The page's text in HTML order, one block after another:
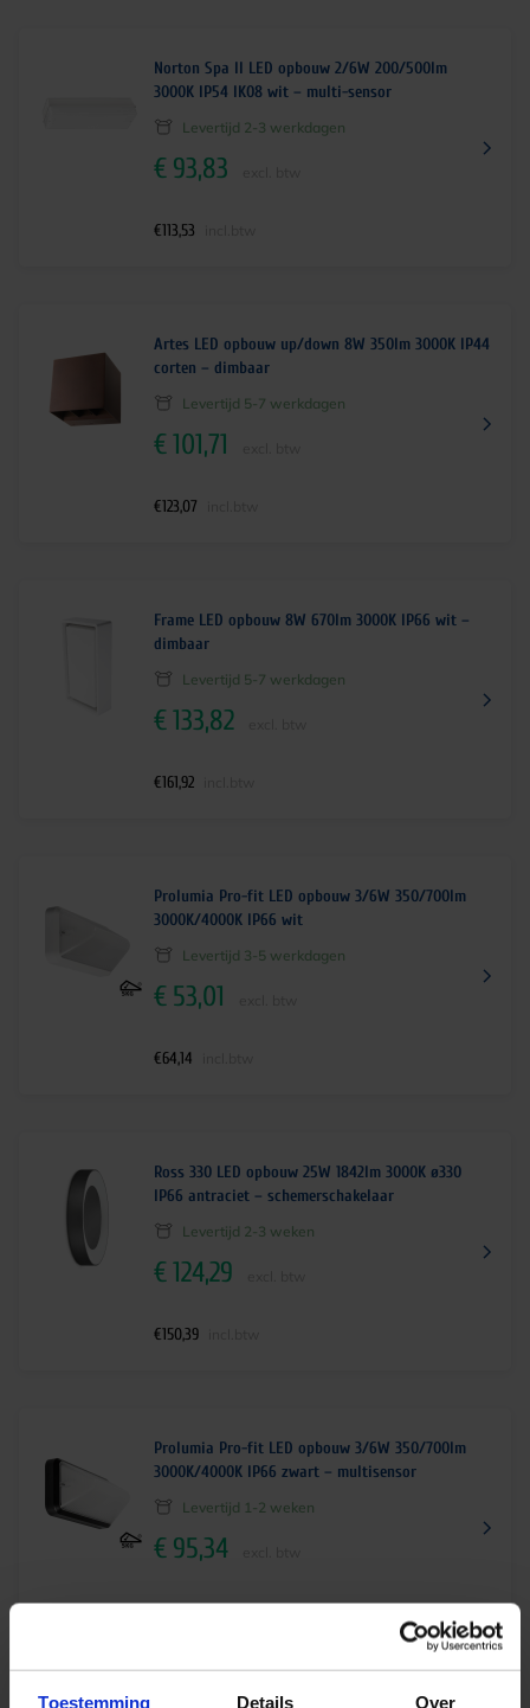
Toestemming Details Over
Norton Spa II LED opbouw 2/6W 200/500lm
3000K IP54 IK08 wit – multi-sensor
Levertijd 2-3 werkdagen
€ 93,83
€113,53
Artes LED opbouw up/down 8W 350lm 3000K IP44
corten – dimbaar
Levertijd 5-7 werkdagen
€101,71
€123,07
Frame LED opbouw 8W 670lm 3000K IP66 wit –
dimbaar
Levertijd 5-7 werkdagen
€133,82
€161,92
Prolumia Pro-fit LED opbouw 3/6W 350/700lm
3000K/4000K IP66 wit
Levertijd 3-5 werkdagen
€ 53,01
€64,14
Ross 330 LED opbouw 25W 1842lm 3000K ø330
IP66 antraciet – schemerschakelaar
Levertijd 2-3 weken
€124,29
€150,39
Prolumia Pro-fit LED opbouw 3/6W 350/700lm
3000K/4000K IP66 zwart – multisensor
Levertijd 1-2 weken
€ 95,34
€115,36